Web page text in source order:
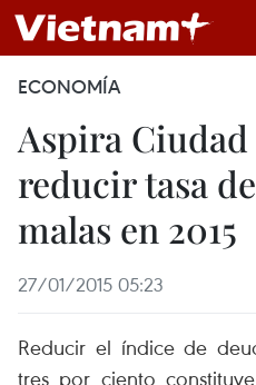
ECONOMÍA
Aspira
reducir tasa
malas en 2015
27/01/2015 05:23
Reducir el índice de
tres por ciento